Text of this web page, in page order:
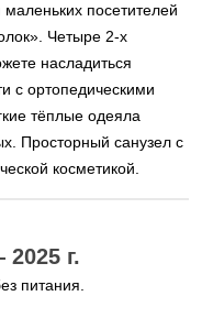
посетителей
Четыре 2-х
насладиться
с ортопедическими
тёплые одеяла
Просторный санузел с
косметикой.
г.
питания.